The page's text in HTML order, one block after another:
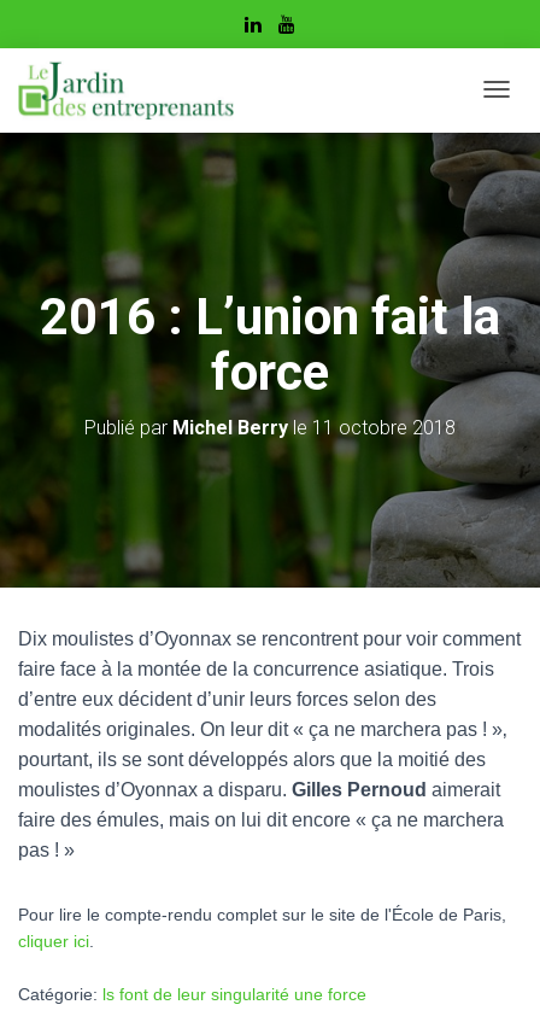
É
P
L
R
L
N
A
V
O
2016 : L’union fait la
force
Publié par Michel Berryle11 octobre 2018
Dix moulistes d’Oyonnax se rencontrent pour voir comment
faire face à la montée de la concurrence asiatique. Trois
d’entre eux décident d’unir leurs forces selon des
modalités originales. On leur dit « ça ne marchera pas ! »‚
pourtant, ils se sont développés alors que la moitié des
moulistes d’Oyonnax a disparu. Gilles Pernoud aimerait
faire des émules, mais on lui dit encore « ça ne marchera
pas ! »
Pour lire le compte-rendu complet sur le site de l'École de Paris,
cliquer ici
Catégorie: ls font de leur singularité une force